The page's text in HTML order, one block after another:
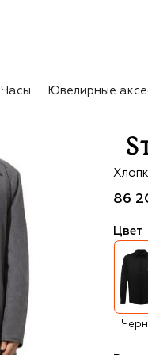
Часы Ювелирные
86
Цвет